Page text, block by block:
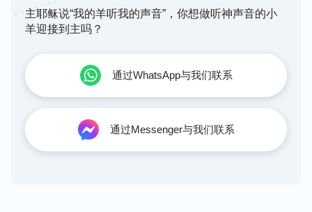
所以，说圣经都是神所默示的，都是神的话，这个观
点是错误的，根本不符合事实啊。
神的话是 真理，人经历一生也只能活出有限的一部
分，人对神再有认识也发表不出神的话来，人的经历
质与神的实质是天壤之别，人永远也发表不了神的
话，即便是先知，也只能传达神的话，即使有圣灵使
主耶稣说“我的羊听我的声音”，你想做听神声音的小
羊迎接到主吗？
通过WhatsApp与我们联系
通过Messenger与我们联系